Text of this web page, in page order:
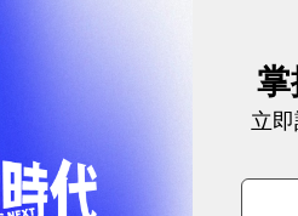
無線通訊和IC設計，也因
陣列（AESA）雷達技術
海內外。
立